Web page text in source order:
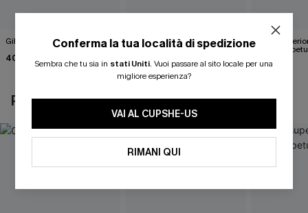
Gilet bianco Wrap It Up
40,00 €
Maglia bianca in maglia
Happy Days
43,00 €
Parte
marrone
35,00 €
POTREBBE INTERESSARTI ANCHE
Conferma la tua località di spedizione
Sembra che tu sia in stati Uniti. Vuoi passare al sito locale per una
migliore esperienza?
VAI AL CUPSHE-US
RIMANI QUI